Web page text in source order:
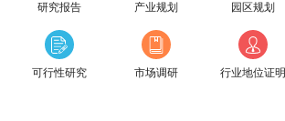
研究报告 产业规划 园区规划
可行性研究 市场调研 行业地位证明